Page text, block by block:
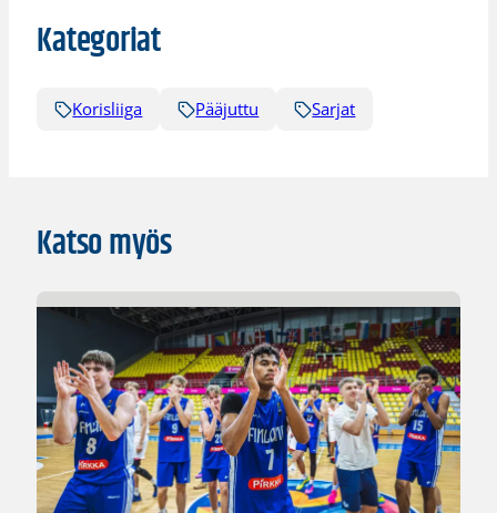
Kategoriat
Korisliiga Pääjuttu Sarjat
Katso myös